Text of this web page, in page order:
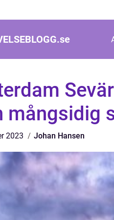
se
mångsidig
2023 Johan Hansen